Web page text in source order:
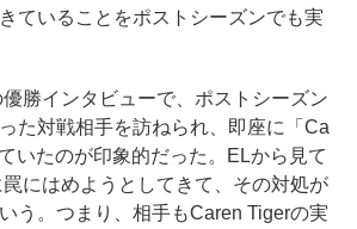
ていることをポストシーズンでも実
勝インタビューで、ポストシーズン
た対戦相手を訪ねられ、即座に「Ca
いたのが印象的だった。ELから見て
にはめようとしてきて、その対処が
う。つまり、相手もCaren Tigerの実